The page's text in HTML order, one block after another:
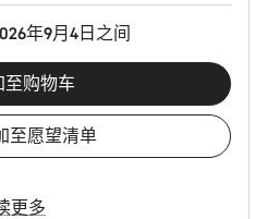
年9月4日之间
至购物车
至愿望清单
更多